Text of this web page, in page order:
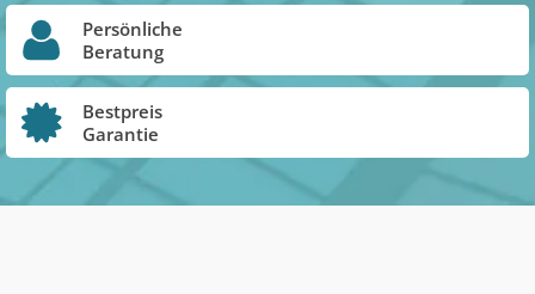
Persönliche
Beratung
Bestpreis
Garantie